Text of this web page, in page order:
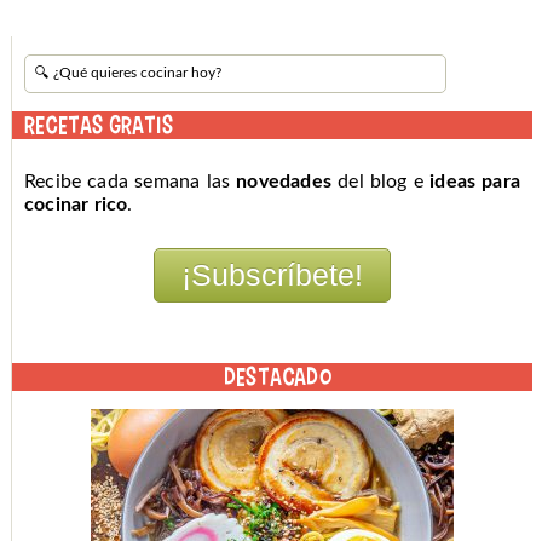
RECETAS GRATIS
Recibe cada semana las novedades del blog eideas para
cocinar rico.
DESTACADO